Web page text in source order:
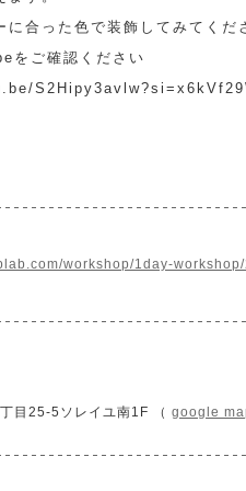
に合った色で装飾してみてくだ
をご確認ください
workshop/1day-
目25-5ソレイユ南1F （ google